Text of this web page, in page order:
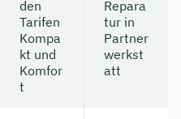
den
Tarifen
Kompa
kt und
Komfor
t
Repara
tur in
Partner
werkst
att